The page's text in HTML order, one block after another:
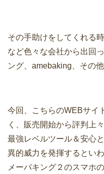
その手助けをしてくれる
など色々な会社から出回
ング、amebaking、その
今回、こちらのWEBサイ
く、販売開始から評判上
最強レベルツール＆安心
異的威力を発揮するとい
メーバキング２のスマホ